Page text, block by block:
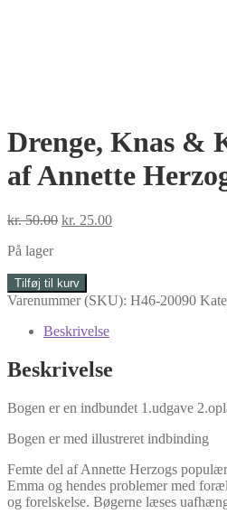
Drenge, Knas &
af Annette
kr.50.00 Den
kr. 50.00.
kr. 25.00Den
På lager
Drenge,
Knas
Konfirmander
Annette
Herzog
Tilføj til kurv
Varenummer (SKU): H46-20090
Beskrivelse
Beskrivelse
Bogen er en indbundet 1.udgave
Bogen er med illustreret indbinding
Femte del af Annette Herzogs
Emma og hendes problemer med
og forelskelse. Bøgerne læses